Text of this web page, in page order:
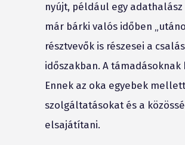
nyújt, például egy
már bárki valós időben
résztvevők is részesei a
időszakban. A
Ennek az oka egyebek
szolgáltatásokat és a
elsajátítani.